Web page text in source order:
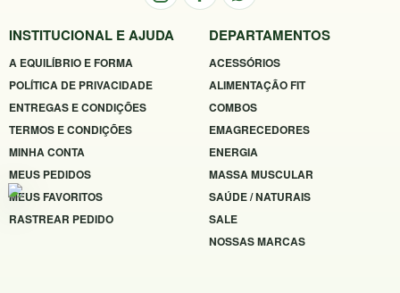
INSTITUCIONAL E AJUDA
A EQUILÍBRIO E FORMA
POLÍTICA DE PRIVACIDADE
ENTREGAS E CONDIÇÕES
TERMOS E CONDIÇÕES
MINHA CONTA
MEUS PEDIDOS
MEUS FAVORITOS
RASTREAR PEDIDO
DEPARTAMENTOS
ACESSÓRIOS
ALIMENTAÇÃO FIT
COMBOS
EMAGRECEDORES
ENERGIA
MASSA MUSCULAR
SAÚDE / NATURAIS
SALE
NOSSAS MARCAS